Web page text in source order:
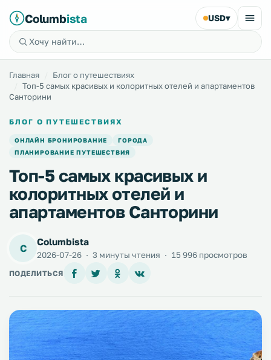
Columbista USD▾
Главная
Блог о путешествиях
Топ-5 самых красивых и колоритных отелей и апартаментов
Санторини
БЛОГ О ПУТЕШЕСТВИЯХ
ОНЛАЙН БРОНИРОВАНИЕ
ГОРОДА
ПЛАНИРОВАНИЕ ПУТЕШЕСТВИЯ
Топ-5 самых красивых и
колоритных отелей и
апартаментов Санторини
C
Columbista
2026-07-26 · 3 минуты чтения · 15 996 просмотров
ПОДЕЛИТЬСЯ